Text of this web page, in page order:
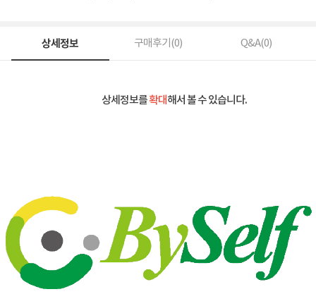
상세정보 구매후기(0) Q&A(0)
상세정보를확대해서 볼 수 있습니다.